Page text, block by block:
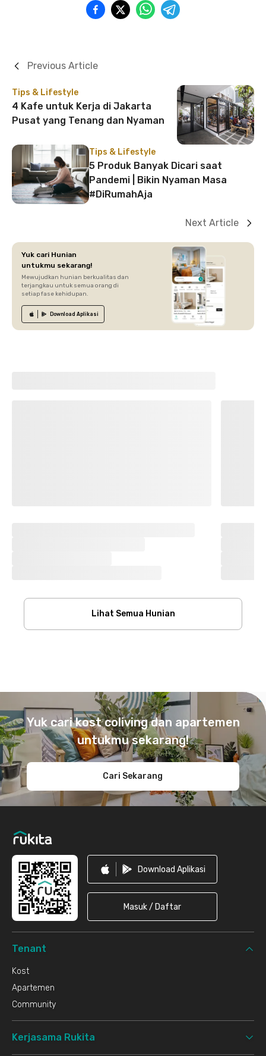
Tips & Lifestyle
4 Kafe untuk Kerja di Jakarta
Pusat yang Tenang dan Nyaman
Previous Article
Tips & Lifestyle
5 Produk Banyak Dicari saat
Pandemi | Bikin Nyaman Masa
#DiRumahAja
Next Article
Yuk cari Hunian
untukmu sekarang!
Mewujudkan hunian berkualitas dan
terjangkau untuk semua orang di
setiap fase kehidupan.
Download Aplikasi
Lihat Semua Hunian
Yuk cari kost coliving dan apartemen
untukmu sekarang!
Cari Sekarang
Download Aplikasi
Masuk / Daftar
Tenant
Kost
Apartemen
Community
Kerjasama Rukita